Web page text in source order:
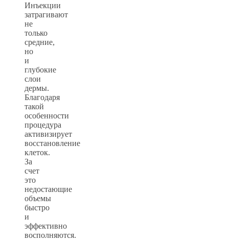
Инъекции
затрагивают
не
только
средние,
но
и
глубокие
слои
дермы.
Благодаря
такой
особенности
процедура
активизирует
восстановление
клеток.
За
счет
это
недостающие
объемы
быстро
и
эффективно
восполняются.